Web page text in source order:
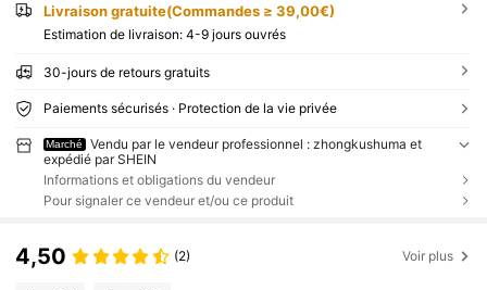
Livraison gratuite(Commandes ≥ 39,00€)
Estimation de livraison: 4-9 jours ouvrés
30-jours de retours gratuits
Paiements sécurisés · Protection de la vie privée
Marché
Vendu par le vendeur professionnel : zhongkushuma et
expédié par SHEIN
Informations et obligations du vendeur
Pour signaler ce vendeur et/ou ce produit
4,50 (2) Voir plus